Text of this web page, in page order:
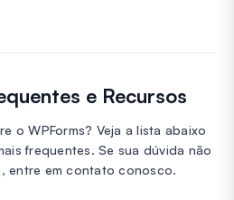
e Recursos
o WPForms? Veja a lista abaixo
frequentes. Se sua dúvida não
entre em contato conosco.